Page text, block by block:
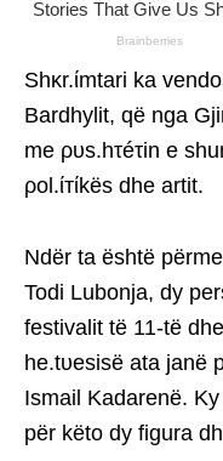
Shκr.ίmtari ka
Bardhylit, që nga
me ρυs.hτéτin e
ρol.ίтίkës dhe artit.
Ndër ta është
Todi Lubonja, dy
festivalit të 11-të
he.tυesisë ata janë
Ismail Kadarenë.
për këto dy figura